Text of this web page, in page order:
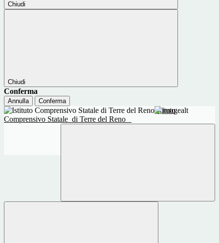
Chiudi
Chiudi
Conferma
Annulla Conferma
Istituto
Comprensivo Statale di Terre del Reno